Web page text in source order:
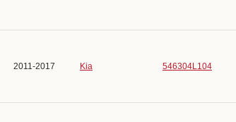
2011-2017 Kia 546304L104